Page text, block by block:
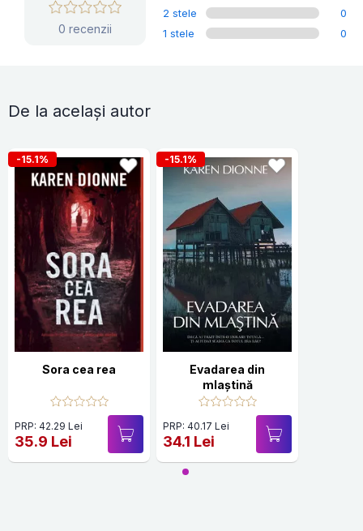
0 recenzii
2 stele
0
1 stele
0
De la același autor
-15.1%
Sora cea rea
PRP: 42.29 Lei
35.9 Lei
-15.1%
Evadarea din
mlaștină
PRP: 40.17 Lei
34.1 Lei